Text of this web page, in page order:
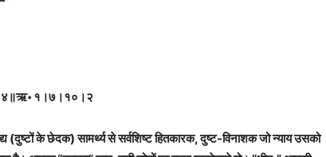
१।७।१०।२
के छेदक) सामर्थ्य से सर्वशिष्ट हितकारक, दुष्ट-विनाशक जो न्याय उसको